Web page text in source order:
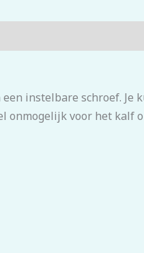
instelbare schroef.
onmogelijk voor het kalf